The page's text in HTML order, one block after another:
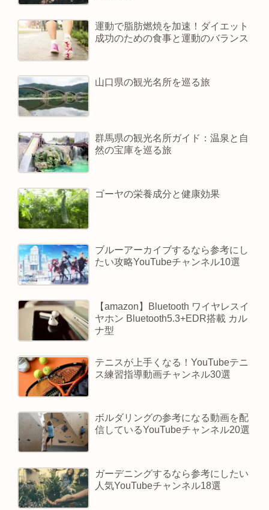
運動で脂肪燃焼を加速！ダイエット
成功のための食事と運動のバランス
山口県の観光名所を巡る旅
群馬県の観光名所ガイド：温泉と自
然の宝庫を巡る旅
ゴーヤの栄養成分と健康効果
ブルーアーカイブするなら参考にし
たい攻略YouTubeチャンネル10選
【amazon】Bluetooth ワイヤレスイ
ヤホン Bluetooth5.3+EDR搭載 カル
ナ型
テニスが上手くなる！YouTubeテニ
ス練習指導動画チャンネル30選
ボルダリングの参考になる動画を配
信しているYouTubeチャンネル20選
ガーデニングするなら参考にしたい
人気YouTubeチャンネル18選